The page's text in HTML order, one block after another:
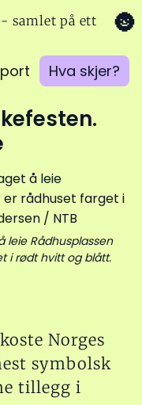
samlet på ett
Hva skjer?
🌚
leie Rådhusplassen
i rødt hvitt og blått.
Norges
symbolsk
tillegg i